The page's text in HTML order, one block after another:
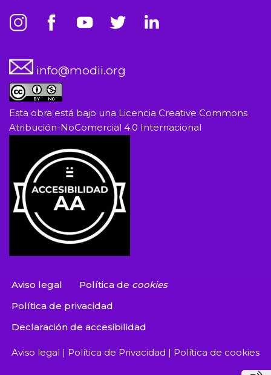
info@modii.org
Esta obra está bajo una Licencia Creative Commons
Atribución-NoComercial 4.0 Internacional
Aviso legal Política de cookies
Política de privacidad
Declaración de accesibilidad
Aviso legal | Política de Privacidad | Política de cookies